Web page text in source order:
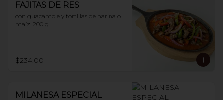
FAJITAS DE RES
con guacamole y tortillas de harina o
maíz. 200 g
$234.00
MILANESA ESPECIAL